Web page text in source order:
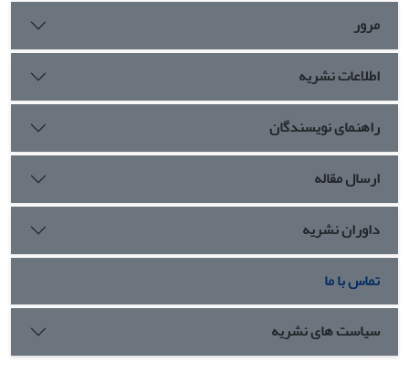
مرور
اطلاعات نشریه
راهنمای نویسندگان
ارسال مقاله
داوران نشریه
تماس با ما
سیاست های نشریه